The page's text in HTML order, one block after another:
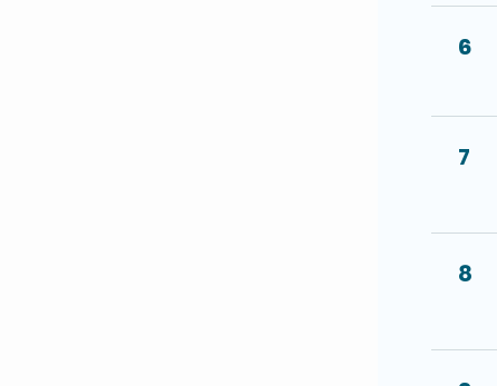
6
7
8